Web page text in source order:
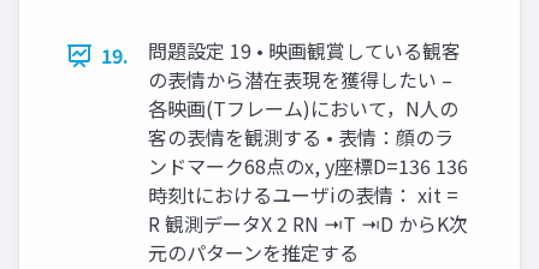
19.
問題設定 19 • 映画観賞している観客
の表情から潜在表現を獲得したい –
各映画(Tフレーム)において，N人の
客の表情を観測する • 表情：顔のラ
ンドマーク68点のx, y座標D=136 136
時刻tにおけるユーザiの表情： xit =
R 観測データX 2 RN ⇥T ⇥D からK次
元のパターンを推定する